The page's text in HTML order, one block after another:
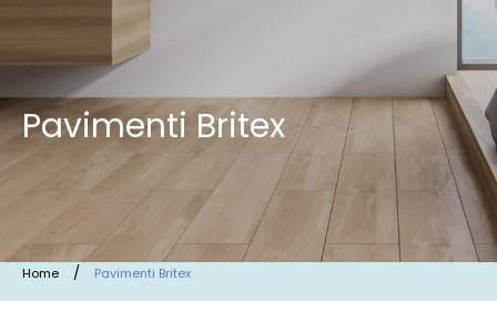
Pavimenti Britex
Home / Pavimenti Britex